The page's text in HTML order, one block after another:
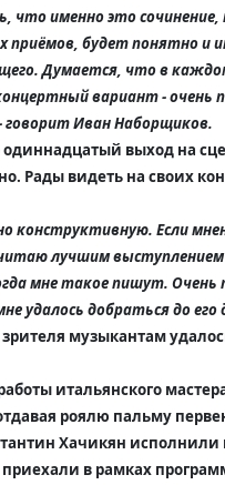
что именно это
будет понятно и
Думается, что в
вариант - очень
говоритИван Наборщиков.
одиннадцатый выход на
Рады видеть на своих
конструктивную. Если
лучшим
мнетакое пишут. Очень
добраться до его
музыкантам
итальянского
роялю пальму
Хачикян исполнили
в рамках